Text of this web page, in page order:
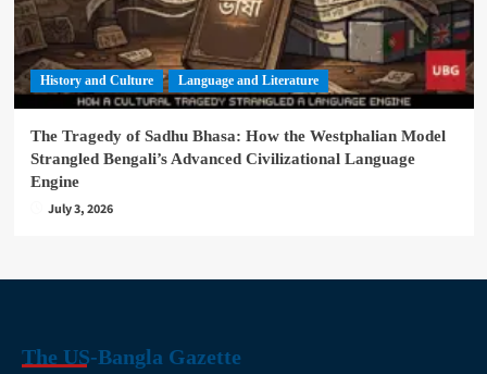
History and Culture Language and Literature
The Tragedy of Sadhu Bhasa: How the Westphalian Model
Strangled Bengali’s Advanced Civilizational Language
Engine
July 3, 2026
The US-Bangla Gazette